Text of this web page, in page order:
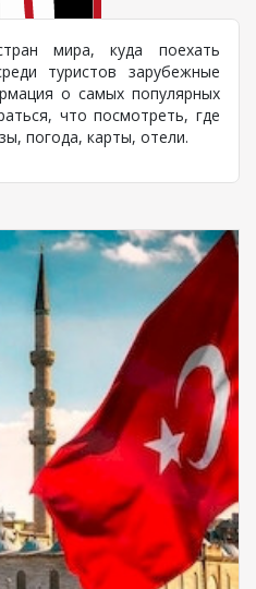
мира, куда поехать
туристов зарубежные
о самых популярных
что посмотреть, где
погода, карты, отели.